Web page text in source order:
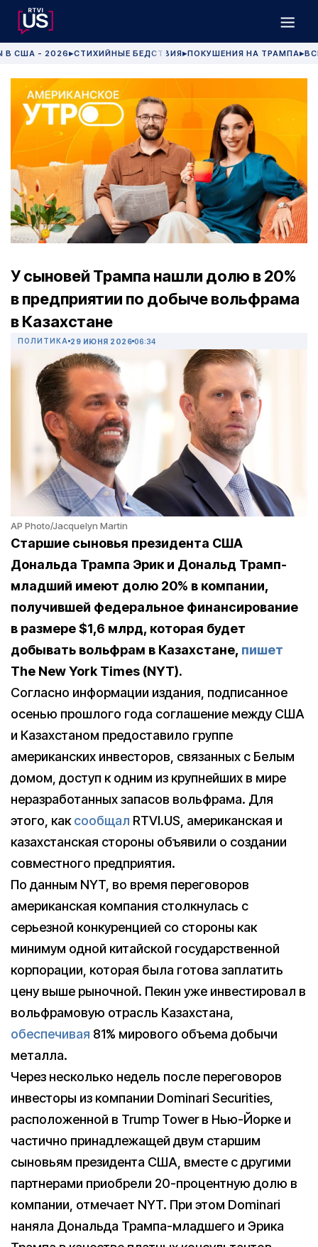
В США - 2026 ▶СТИХИЙНЫЕ БЕДСТВИЯ▶ПОКУШЕНИЯ НА ТРАМПА▶
У сыновей Трампа нашли долю в 20%
в предприятии по добыче вольфрама
в Казахстане
ПОЛИТИКА 29 ИЮНЯ 2026 06:34
AP Photo/Jacquelyn Martin
Старшие сыновья президента США
Дональда Трампа Эрик и Дональд Трамп-
младший имеют долю 20% в компании,
получившей федеральное финансирование
в размере $1,6 млрд, которая будет
добывать вольфрам в Казахстане, пишет
The NewYork Times (NYT).
Согласно информации издания, подписанное
осенью прошлого года соглашение между США
и Казахстаном предоставило группе
американских инвесторов, связанных с Белым
домом, доступ к одним из крупнейших в мире
неразработанных запасов вольфрама. Для
этого, каксообщал RTVI.US, американская и
казахстанская стороны объявили о создании
совместного предприятия.
По данным NYT, во время переговоров
американская компания столкнулась с
серьезной конкуренцией со стороны как
минимум одной китайской государственной
корпорации, которая была готова заплатить
цену выше рыночной. Пекин уже инвестировал в
вольфрамовую отрасль Казахстана,
обеспечивая 81% мирового объема добычи
металла.
Через несколько недель после переговоров
инвесторы из компании Dominari Securities,
расположенной в Trump Tower в Нью-Йорке и
частично принадлежащей двум старшим
сыновьям президента США, вместе с другими
партнерами приобрели 20-процентную долю в
компании, отмечает NYT. При этом Dominari
наняла Дональда Трампа-младшего и Эрика